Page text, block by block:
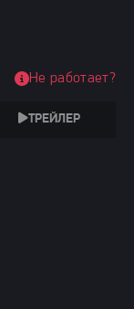
ТРЕЙЛЕР
Не работает?